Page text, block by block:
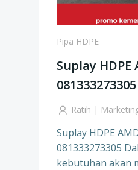
Pipa HDPE
Suplay
081333273305
Ratih |
Suplay HDPE
081333273305
kebutuhan akan